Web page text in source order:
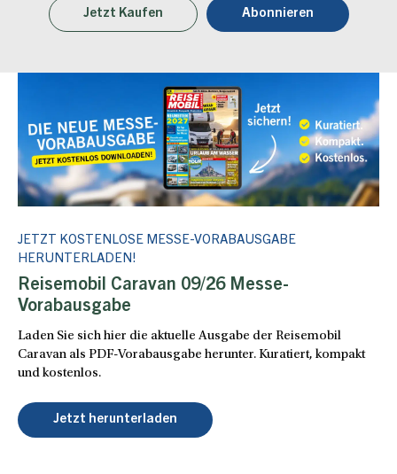
Jetzt Kaufen Abonnieren
JETZT KOSTENLOSE MESSE-VORABAUSGABE
HERUNTERLADEN!
Reisemobil Caravan 09/26 Messe-
Vorabausgabe
Laden Sie sich hier die aktuelle Ausgabe der Reisemobil
Caravan als PDF-Vorabausgabe herunter. Kuratiert, kompakt
und kostenlos.
Jetzt herunterladen